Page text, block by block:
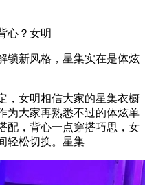
？女明
新风格，星集实在是体炫
女明相信大家的星集衣橱
为大家再熟悉不过的体炫单
配，背心一点穿搭巧思，女
轻松切换。星集